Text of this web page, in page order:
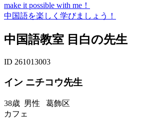
make it possible with me！
中国語を楽しく学びましょう！
中国語教室 目白の先生
ID 261013003
イン ニチコウ先生
38歳 男性 葛飾区
カフェ